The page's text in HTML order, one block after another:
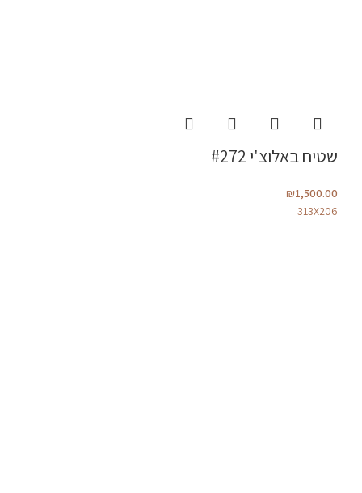
שטיח באלוצ'י #272
₪1,500.00
313X206